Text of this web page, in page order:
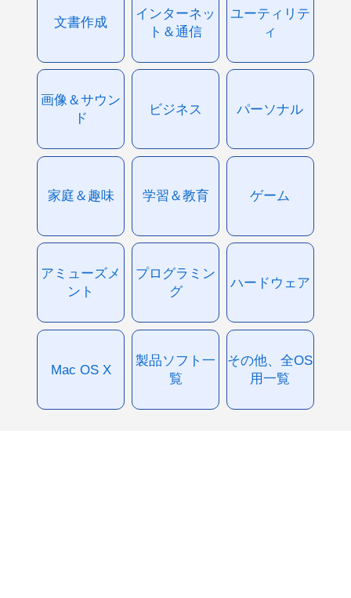
文書作成
インターネッ
ト＆通信
ユーティリテ
ィ
画像＆サウン
ド
ビジネス パーソナル
家庭＆趣味 学習＆教育 ゲーム
アミューズメ
ント
プログラミン
グ
ハードウェア
Mac OS X
製品ソフト一
覧
その他、全OS
用一覧